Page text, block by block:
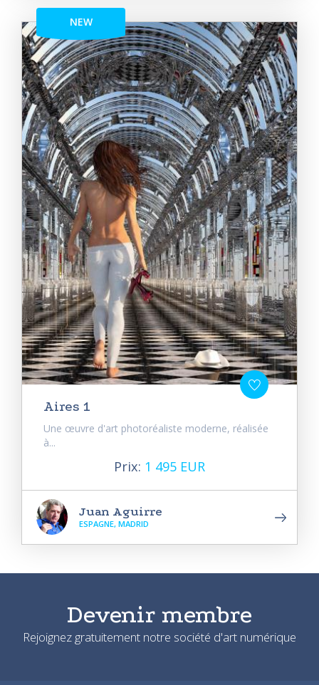
NEW
Aires 1
Une œuvre d'art photoréaliste moderne, réalisée
à...
Prix: 1 495 EUR
Juan Aguirre
ESPAGNE, MADRID
Devenir membre
Rejoignez gratuitement notre société d'art numérique